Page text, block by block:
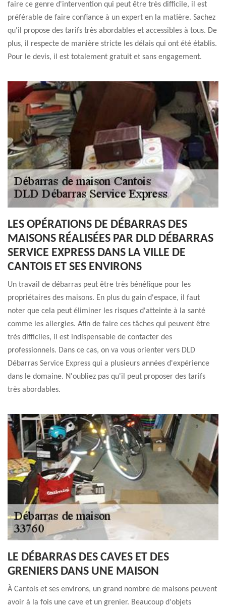
faire ce genre d'intervention qui peut être très difficile, il est
préférable de faire confiance à un expert en la matière. Sachez
qu'il propose des tarifs très abordables et accessibles à tous. De
plus, il respecte de manière stricte les délais qui ont été établis.
Pour le devis, il est totalement gratuit et sans engagement.
LES OPÉRATIONS DE DÉBARRAS DES
MAISONS RÉALISÉES PAR DLD DÉBARRAS
SERVICE EXPRESS DANS LA VILLE DE
CANTOIS ET SES ENVIRONS
Un travail de débarras peut être très bénéfique pour les
propriétaires des maisons. En plus du gain d'espace, il faut
noter que cela peut éliminer les risques d'atteinte à la santé
comme les allergies. Afin de faire ces tâches qui peuvent être
très difficiles, il est indispensable de contacter des
professionnels. Dans ce cas, on va vous orienter vers DLD
Débarras Service Express qui a plusieurs années d'expérience
dans le domaine. N'oubliez pas qu'il peut proposer des tarifs
très abordables.
LE DÉBARRAS DES CAVES ET DES
GRENIERS DANS UNE MAISON
À Cantois et ses environs, un grand nombre de maisons peuvent
avoir à la fois une cave et un grenier. Beaucoup d'objets